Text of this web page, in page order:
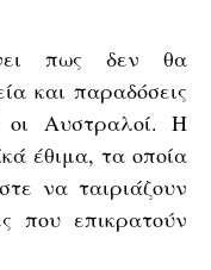
πως δεν θα
και παραδόσεις
οι Αυστραλοί. Η
έθιμα, τα οποία
να ταιριάζουν
που επικρατούν